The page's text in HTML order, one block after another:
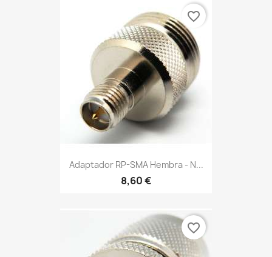
Adaptador RP-SMA Hembra - N...
8,60 €
favorite_border
favorite_border